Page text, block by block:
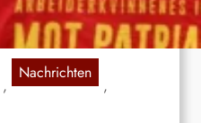
,
Nachrichten
,